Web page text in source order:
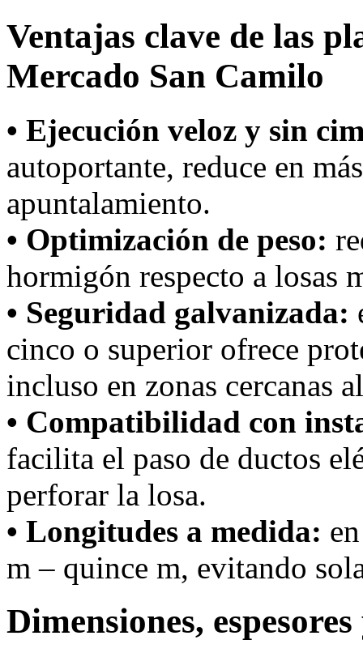
Ventajas clave de las
Mercado San Camilo
• Ejecución veloz y sin
autoportante, reduce en
apuntalamiento.
• Optimización de peso:
hormigón respecto a losas
• Seguridad galvanizada:
cinco o superior ofrece
incluso en zonas cercanas
• Compatibilidad con
facilita el paso de ductos
perforar la losa.
• Longitudes a medida:
m – quince m, evitando
Dimensiones,